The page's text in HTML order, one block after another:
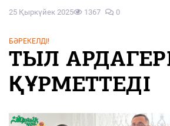
25 Қыркүйек 2025 1367 0
БӘРЕКЕЛДІ!
ТЫЛ
ҚҰРМЕТТЕДІ